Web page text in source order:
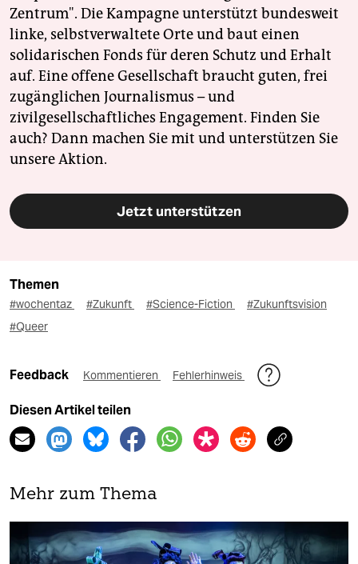
Zentrum". Die Kampagne unterstützt bundesweit
linke, selbstverwaltete Orte und baut einen
solidarischen Fonds für deren Schutz und Erhalt
auf. Eine offene Gesellschaft braucht guten, frei
zugänglichen Journalismus – und
zivilgesellschaftliches Engagement. Finden Sie
auch? Dann machen Sie mit und unterstützen Sie
unsere Aktion.
Jetzt unterstützen
Themen
#wochentaz #Zukunft #Science-Fiction
#Zukunftsvision
#Queer
Feedback Kommentieren Fehlerhinweis
Diesen Artikel teilen
Mehr zum Thema